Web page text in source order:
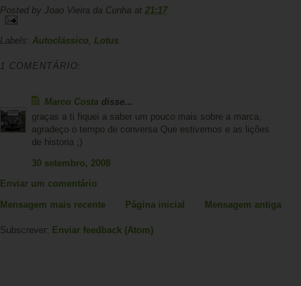
Posted by Joao Vieira da Cunha at 21:17
Labels: Autoclássico Lotus
1 COMENTÁRIO:
Marco Costa disse...
graças a ti fiquei a saber um pouco mais sobre a marca,
agradeço o tempo de conversa Que estivemos e as lições
de historia ;)
30 setembro, 2008
Enviar um comentário
Mensagem mais recente
Mensagem antiga
Página inicial
Subscrever: Enviar feedback (Atom)